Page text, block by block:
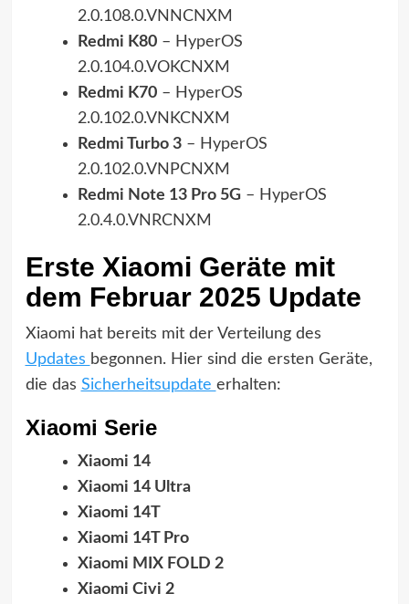
2.0.108.0.VNNCNXM
Redmi K80– HyperOS
2.0.104.0.VOKCNXM
Redmi K70– HyperOS
2.0.102.0.VNKCNXM
Redmi Turbo 3– HyperOS
2.0.102.0.VNPCNXM
Redmi Note 13 Pro 5G– HyperOS
2.0.4.0.VNRCNXM
Erste Xiaomi Geräte mit
dem Februar 2025 Update
Xiaomi hat bereits mit der Verteilung des
Updates begonnen. Hier sind die ersten Geräte,
die das Sicherheitsupdate erhalten:
Xiaomi Serie
Xiaomi 14
Xiaomi 14 Ultra
Xiaomi 14T
Xiaomi 14T Pro
Xiaomi MIX FOLD 2
Xiaomi Civi 2